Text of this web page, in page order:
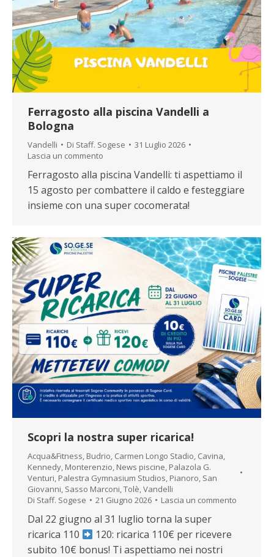
Ferragosto alla piscina Vandelli a
Bologna
Vandelli Di Staff. Sogese
31 Luglio 2026
Lascia un commento
Ferragosto alla piscina Vandelli: ti aspettiamo il
15 agosto per combattere il caldo e festeggiare
insieme con una super cocomerata!
Scopri la nostra super ricarica!
Acqua&Fitness, Budrio, Carmen Longo Stadio, Cavina,
Kennedy, Monterenzio, News piscine, Palazola G.
Venturi, Palestra Gymnasium Studios, Pianoro, San
Giovanni, Sasso Marconi,Tolè,Vandelli
Di Staff. Sogese 21 Giugno 2026 Lascia un commento
Dal 22 giugno al 31 luglio torna la super
ricarica 110
120: ricarica 110€ per ricevere
subito 10€ bonus! Ti aspettiamo nei nostri